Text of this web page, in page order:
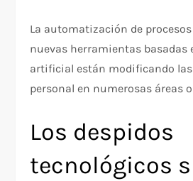
La automatización de
nuevas herramientas basadas
artificial están modificando las
personal en numerosas áreas
Los despidos
tecnológicos